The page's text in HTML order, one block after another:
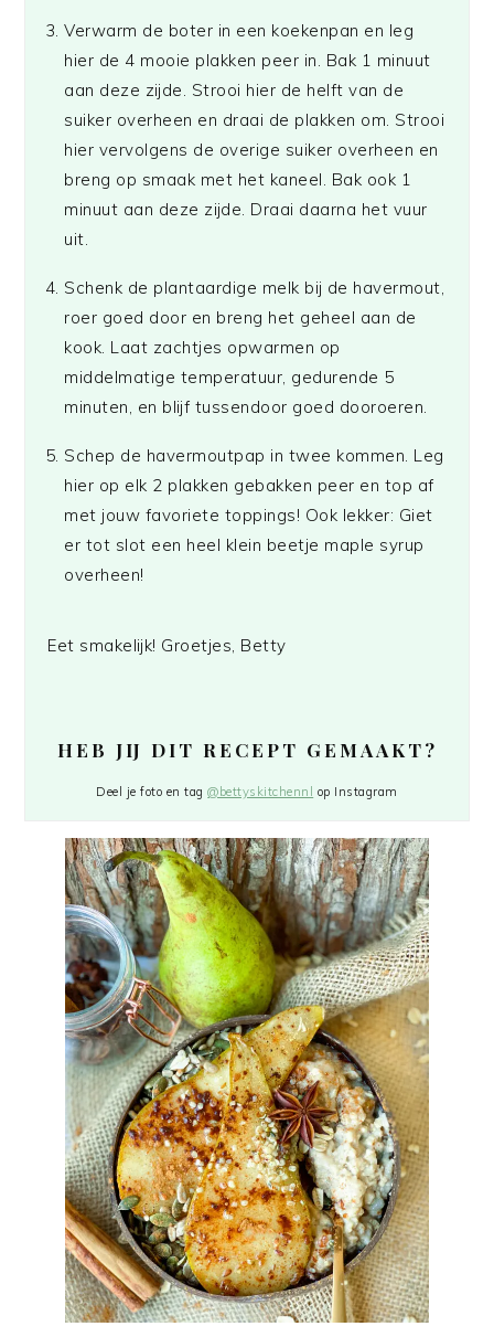
Verwarm de boter in een koekenpan en leg
hier de 4 mooie plakken peer in. Bak 1 minuut
aan deze zijde. Strooi hier de helft van de
suiker overheen en draai de plakken om. Strooi
hier vervolgens de overige suiker overheen en
breng op smaak met het kaneel. Bak ook 1
minuut aan deze zijde. Draai daarna het vuur
uit.
Schenk de plantaardige melk bij de havermout,
roer goed door en breng het geheel aan de
kook. Laat zachtjes opwarmen op
middelmatige temperatuur, gedurende 5
minuten, en blijf tussendoor goed dooroeren.
Schep de havermoutpap in twee kommen. Leg
hier op elk 2 plakken gebakken peer en top af
met jouw favoriete toppings! Ook lekker: Giet
er tot slot een heel klein beetje maple syrup
overheen!
Eet smakelijk! Groetjes, Betty
HEB JIJ DIT RECEPT GEMAAKT?
Deel je foto en tag@bettyskitchennl op Instagram